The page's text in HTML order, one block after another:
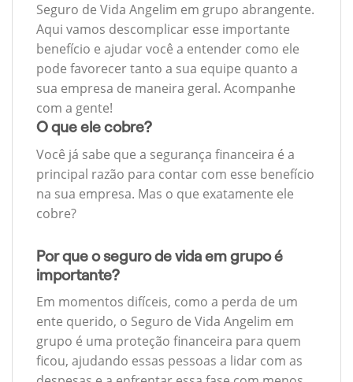
Seguro de Vida Angelim em grupo abrangente.
Aqui vamos descomplicar esse importante
benefício e ajudar você a entender como ele
pode favorecer tanto a sua equipe quanto a
sua empresa de maneira geral. Acompanhe
com a gente!
O que ele cobre?
Você já sabe que a segurança financeira é a
principal razão para contar com esse benefício
na sua empresa. Mas o que exatamente ele
cobre?
Por que o seguro de vida em grupo é
importante?
Em momentos difíceis, como a perda de um
ente querido, o Seguro de Vida Angelim em
grupo é uma proteção financeira para quem
ficou, ajudando essas pessoas a lidar com as